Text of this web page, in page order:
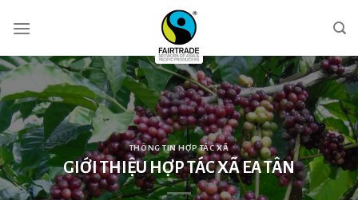
THÔNG TIN HỢP TÁC XÃ
GIỚI THIỆU HỢP TÁC XÃ EA TÂN